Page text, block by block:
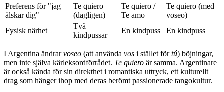
Preferens för "jag
älskar dig"
Te quiero
(dagligen)
Te quiero /
Te amo
Te quiero (med
voseo)
Fysisk närhet
Två
kindpussar
En kindpuss En kindpuss
I Argentina ändrarvoseo (att använda vos i stället förtú) böjningar,
men inte själva kärleksordförrådet. Te quiero är samma. Argentinare
är också kända för sin direkthet i romantiska uttryck, ett kulturellt
drag som hänger ihop med deras berömt passionerade tangokultur.